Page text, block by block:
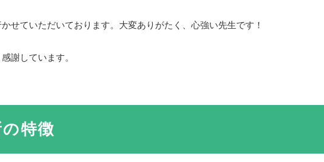
せていただいております。大変ありがたく、心強い先生です！
謝しています。
特徴